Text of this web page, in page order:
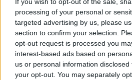
processing of your personal or
targeted advertising by us, please
section to confirm your selection.
opt-out request is processed you
interest-based ads based on
us or personal information
your opt-out. You may separately
Il deputato Pd Toscano ha evidenziato
in programma e gli effetti della Legge
depennare completamente la
Pisa,con la sola eccezione di